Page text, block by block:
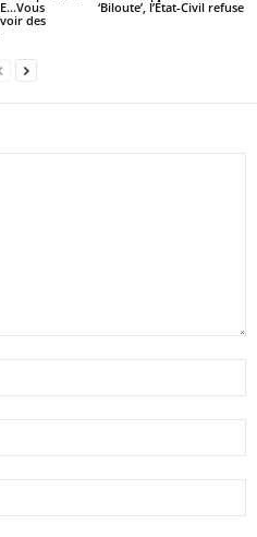
des
‘Biloute’, l’État-Civil refuse